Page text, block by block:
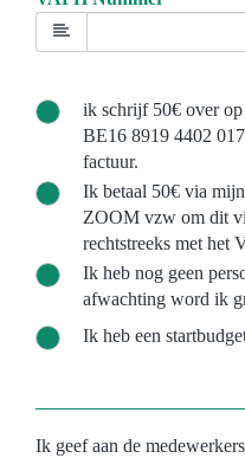
ik schrijf 50€ over
BE16 8919 4402
factuur.
Ik betaal 50€ via
ZOOM vzw om dit
rechtstreeks met het
Ik heb nog geen
afwachting word ik
Ik heb een
Ik geef aan de